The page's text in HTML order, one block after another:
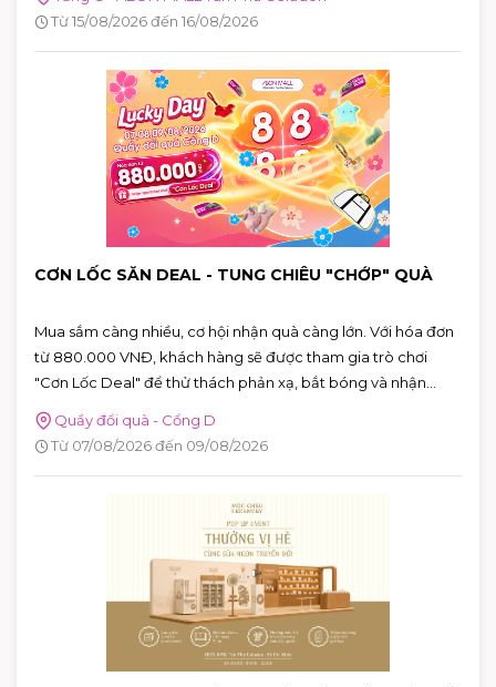
Từ 15/08/2026 đến 16/08/2026
CƠN LỐC SĂN DEAL - TUNG CHIÊU "CHỚP" QUÀ
Mua sắm càng nhiều, cơ hội nhận quà càng lớn. Với hóa đơn
từ 880.000 VNĐ, khách hàng sẽ được tham gia trò chơi
"Cơn Lốc Deal" để thử thách phản xạ, bắt bóng và nhận
ngay những phần quà hấp dẫn tại AEON MALL Tân Phú
Celadon.
Quầy đổi quà - Cổng D
Từ 07/08/2026 đến 09/08/2026